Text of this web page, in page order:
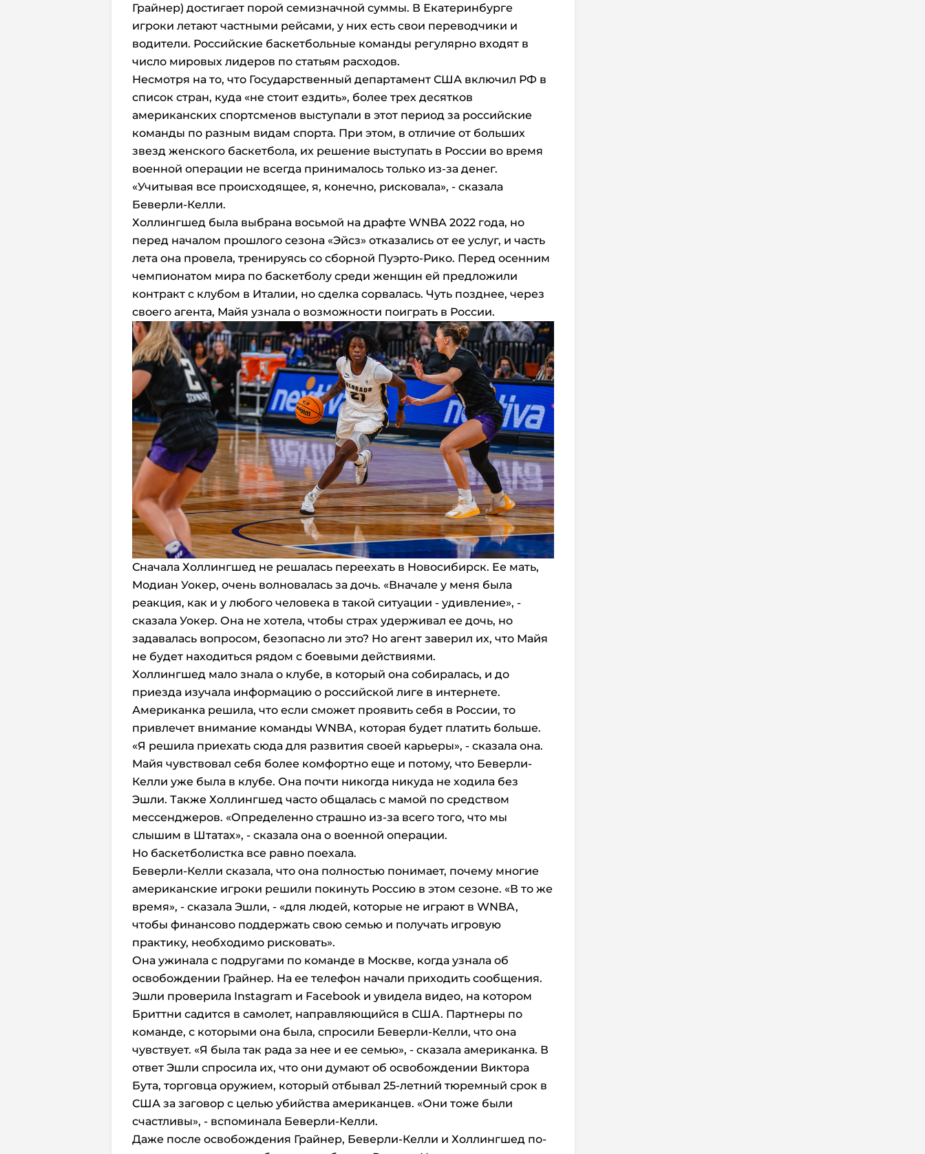
Грайнер) достигает порой семизначной суммы. В Екатеринбурге
игроки летают частными рейсами, у них есть свои переводчики и
водители. Российские баскетбольные команды регулярно входят в
число мировых лидеров по статьям расходов.
Несмотря на то, что Государственный департамент США включил РФ в
список стран, куда «не стоит ездить», более трех десятков
американских спортсменов выступали в этот период за российские
команды по разным видам спорта. При этом, в отличие от больших
звезд женского баскетбола, их решение выступать в России во время
военной операции не всегда принималось только из-за денег.
«Учитывая все происходящее, я, конечно, рисковала», - сказала
Беверли-Келли.
Холлингшед была выбрана восьмой на драфте WNBA 2022 года, но
перед началом прошлого сезона «Эйсз» отказались от ее услуг, и часть
лета она провела, тренируясь со сборной Пуэрто-Рико. Перед осенним
чемпионатом мира по баскетболу среди женщин ей предложили
контракт с клубом в Италии, но сделка сорвалась. Чуть позднее, через
своего агента, Майя узнала о возможности поиграть в России.
Сначала Холлингшед не решалась переехать в Новосибирск. Ее мать,
Модиан Уокер, очень волновалась за дочь. «Вначале у меня была
реакция, как и у любого человека в такой ситуации - удивление», -
сказала Уокер. Она не хотела, чтобы страх удерживал ее дочь, но
задавалась вопросом, безопасно ли это? Но агент заверил их, что Майя
не будет находиться рядом с боевыми действиями.
Холлингшед мало знала о клубе, в который она собиралась, и до
приезда изучала информацию о российской лиге в интернете.
Американка решила, что если сможет проявить себя в России, то
привлечет внимание команды WNBA, которая будет платить больше.
«Я решила приехать сюда для развития своей карьеры», - сказала она.
Майя чувствовал себя более комфортно еще и потому, что Беверли-
Келли уже была в клубе. Она почти никогда никуда не ходила без
Эшли. Также Холлингшед часто общалась с мамой по средством
мессенджеров. «Определенно страшно из-за всего того, что мы
слышим в Штатах», - сказала она о военной операции.
Но баскетболистка все равно поехала.
Беверли-Келли сказала, что она полностью понимает, почему многие
американские игроки решили покинуть Россию в этом сезоне. «В то же
время», - сказала Эшли, - «для людей, которые не играют в WNBA,
чтобы финансово поддержать свою семью и получать игровую
практику, необходимо рисковать».
Она ужинала с подругами по команде в Москве, когда узнала об
освобождении Грайнер. На ее телефон начали приходить сообщения.
Эшли проверила Instagram и Facebook и увидела видео, на котором
Бриттни садится в самолет, направляющийся в США. Партнеры по
команде, с которыми она была, спросили Беверли-Келли, что она
чувствует. «Я была так рада за нее и ее семью», - сказала американка. В
ответ Эшли спросила их, что они думают об освобождении Виктора
Бута, торговца оружием, который отбывал 25-летний тюремный срок в
США за заговор с целью убийства американцев. «Они тоже были
счастливы», - вспоминала Беверли-Келли.
Даже после освобождения Грайнер, Беверли-Келли и Холлингшед по-